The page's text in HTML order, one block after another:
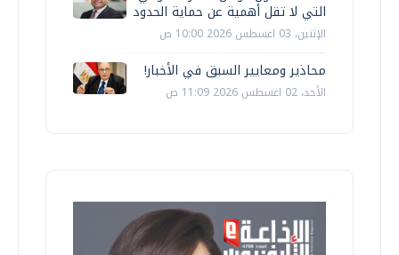
التي لا تقل أهمية عن حماية الحدود
الإثنين، 03 اغسطس 2026 10:00 ص
محاذير ومعايير السبق في الأخبار!
الأحد، 02 اغسطس 2026 11:09 ص